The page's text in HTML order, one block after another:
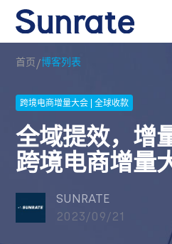
首页/博客列表
跨境电商增量大会 | 全球收款
全域提效，增
跨境电商增量
SUNRATE
2023/09/21